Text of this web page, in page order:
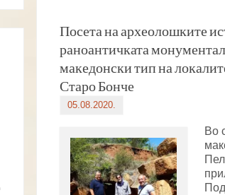
Посета на археолошките
раноантичката
македонски тип на
Старо Бонче
05.08.2020.
Во